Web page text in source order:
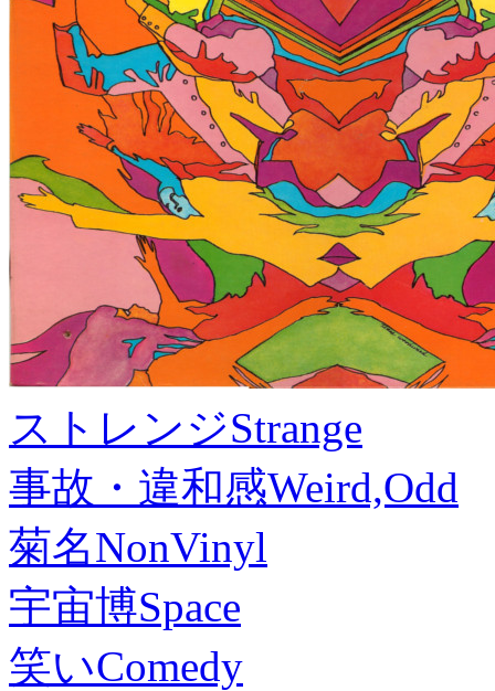
ストレンジStrange
事故・違和感Weird,Odd
菊名NonVinyl
宇宙博Space
笑いComedy